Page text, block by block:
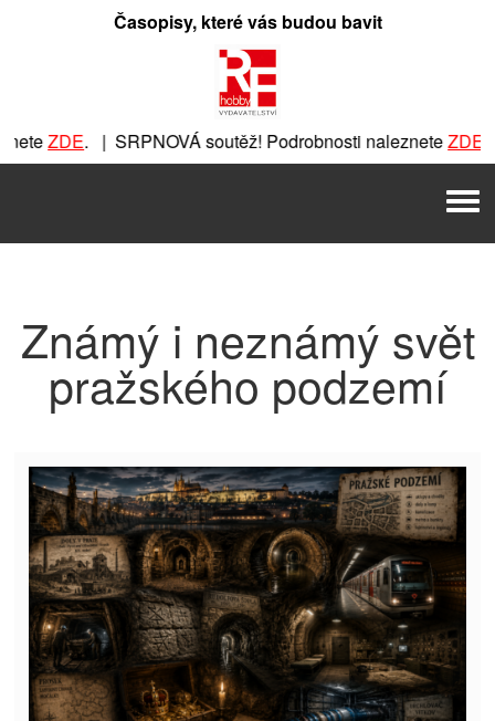
Časopisy, které vás budou bavit
ZDE. | SRPNOVÁ soutěž! Podrobnosti nalezneteZDE. |
. | SRPNOVÁ soutěž!
Známý i neznámý svět
pražského podzemí